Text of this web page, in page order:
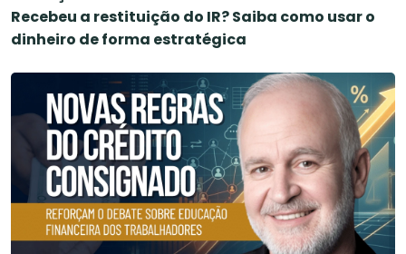
Recebeu a restituição do IR? Saiba como usar o
dinheiro de forma estratégica